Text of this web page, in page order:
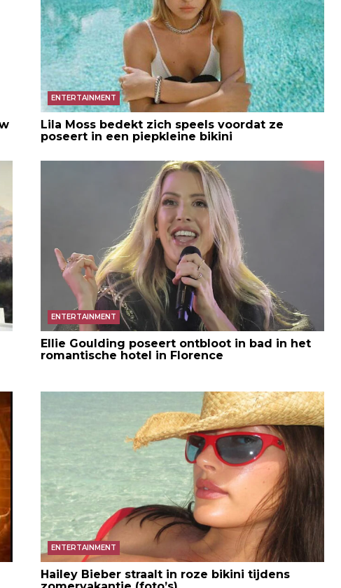
ENTERTAINMENT
Lila Moss bedekt zich speels voordat ze
poseert in een piepkleine bikini
ENTERTAINMENT
Ellie Goulding poseert ontbloot in bad in het
romantische hotel in Florence
ENTERTAINMENT
Hailey Bieber straalt in roze bikini tijdens